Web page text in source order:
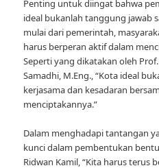
Penting untuk diingat bahwa
ideal bukanlah tanggung jawab
mulai dari pemerintah,
harus berperan aktif dalam
Seperti yang dikatakan oleh
Samadhi, M.Eng., “Kota ideal
kerjasama dan kesadaran
menciptakannya.”
Dalam menghadapi tantangan
kunci dalam pembentukan
Ridwan Kamil, “Kita harus terus